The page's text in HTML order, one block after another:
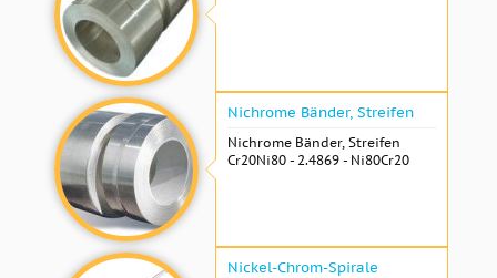
Nichrome Bänder, Streifen
Nichrome Bänder, Streifen
Cr20Ni80 - 2.4869 - Ni80Cr20
Nickel-Chrom-Spirale